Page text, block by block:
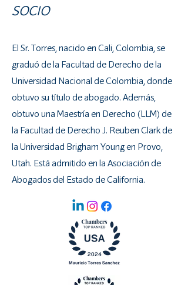
SOCIO
El Sr. Torres, nacido en Cali, Colombia, se
graduó de la Facultad de Derecho de la
Universidad Nacional de Colombia, donde
obtuvo su título de abogado. Además,
obtuvo una Maestría en Derecho (LLM) de
la Facultad de Derecho J. Reuben Clark de
la Universidad Brigham Young en Provo,
Utah. Está admitido en la Asociación de
Abogados del Estado de California.